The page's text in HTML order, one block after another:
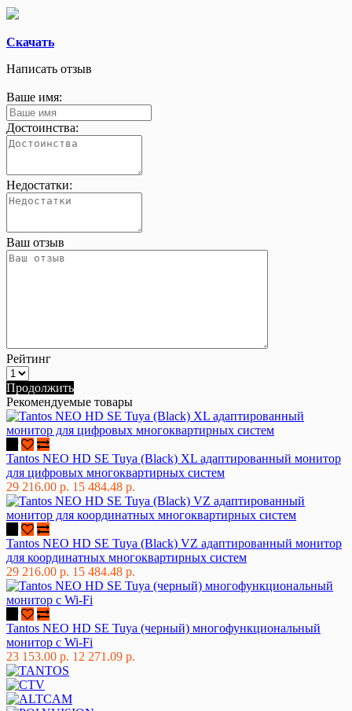
Скачать
Написать отзыв
Ваше имя:
Достоинства:
Недостатки:
Ваш отзыв
Рейтинг
Продолжить
Рекомендуемые товары
Tantos NEO HD SE Tuya (Black) XL адаптированный монитор
для цифровых многоквартирных систем
29 216.00 р. 15 484.48 р.
Tantos NEO HD SE Tuya (Black) VZ адаптированный монитор
для координатных многоквартирных систем
29 216.00 р. 15 484.48 р.
Tantos NEO HD SE Tuya (черный) многофункциональный
монитор с Wi-Fi
23 153.00 р. 12 271.09 р.